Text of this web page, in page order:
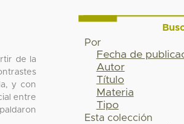
de la
y con
entre
Por
Fecha de
Autor
Título
Materia
Tipo
Esta colección